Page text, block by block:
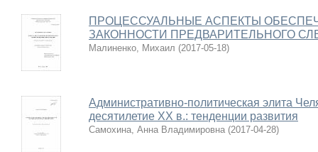
ПРОЦЕССУАЛЬНЫЕ АСПЕКТЫ
ЗАКОННОСТИ ПРЕДВАРИТЕЛЬНОГО
Малиненко, Михаил (2017-05-18)
Административно-политическая элита
десятилетие XX в.: тенденции развития
Самохина, Анна Владимировна (2017-04-28)